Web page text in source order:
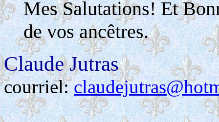
Mes Salutations! Et
de vos ancêtres.
Claude Jutras
courriel: